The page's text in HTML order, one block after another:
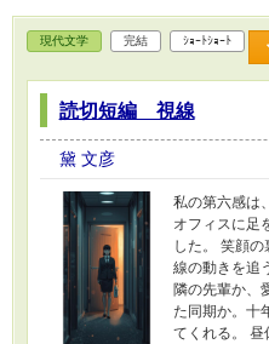
現代文学 完結 ｼｮｰﾄｼｮｰﾄ
読切短編 視線
黛 文彦
私の第六感は
オフィスに
した。 笑顔
線の動きを追
隣の先輩か、
た同期か。十
てくれる。 昼